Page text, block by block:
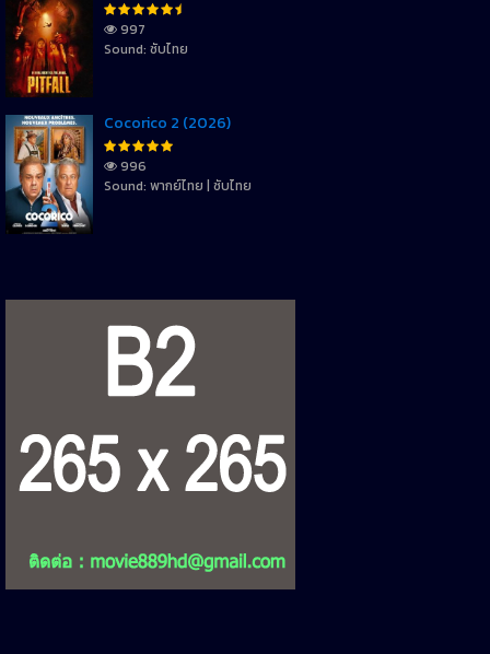
997
Sound: ซับไทย
Cocorico 2 (2026)
996
Sound: พากย์ไทย | ซับไทย